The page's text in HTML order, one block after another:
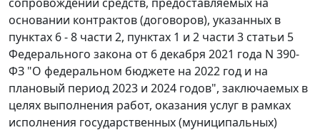
сопровождении средств, предоставляемых на
основании контрактов (договоров), указанных в
пунктах 6 - 8 части 2, пунктах 1 и 2 части 3 статьи 5
Федерального закона от 6 декабря 2021 года N 390-
ФЗ "О федеральном бюджете на 2022 год и на
плановый период 2023 и 2024 годов", заключаемых в
целях выполнения работ, оказания услуг в рамках
исполнения государственных (муниципальных)